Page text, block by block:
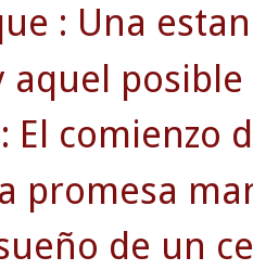
: Una
aquel
El comienzo
promesa
de un